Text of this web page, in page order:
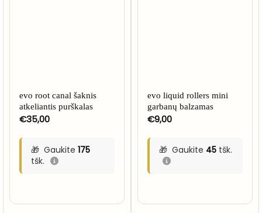
evo root canal šaknis
atkeliantis purškalas
€35,00
Gaukite 175
tšk.
evo liquid rollers mini
garbanų balzamas
€9,00
Gaukite 45tšk.